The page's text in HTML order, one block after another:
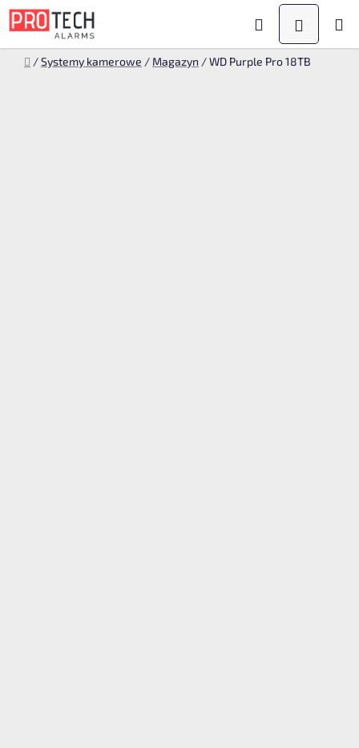
Przejść
do
Szukaj KOSZYK
Home
/Systemy kamerowe / Magazyn /WD Purple Pro 18TB